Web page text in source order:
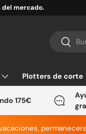
del mercado.
Buscar
Buscar
Plotters de corte
175€